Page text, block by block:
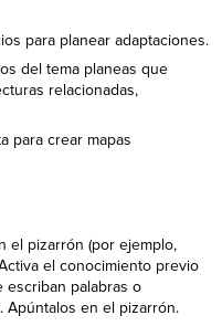
para planear adaptaciones.
del tema planeas que
relacionadas,
para crear mapas
el pizarrón (por ejemplo,
el conocimiento previo
escriban palabras o
Apúntalos en el pizarrón.